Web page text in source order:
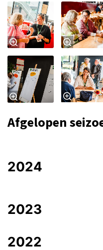
Afgelopen
2024
2023
2022